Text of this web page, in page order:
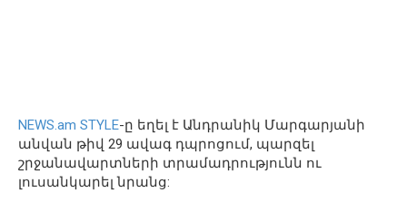
NEWS.am STYLE-ը եղել է Անդրանիկ Մարգարյանի
անվան թիվ 29 ավագ դպրոցում, պարզել
շրջանավարտների տրամադրությունն ու
լուսանկարել նրանց: